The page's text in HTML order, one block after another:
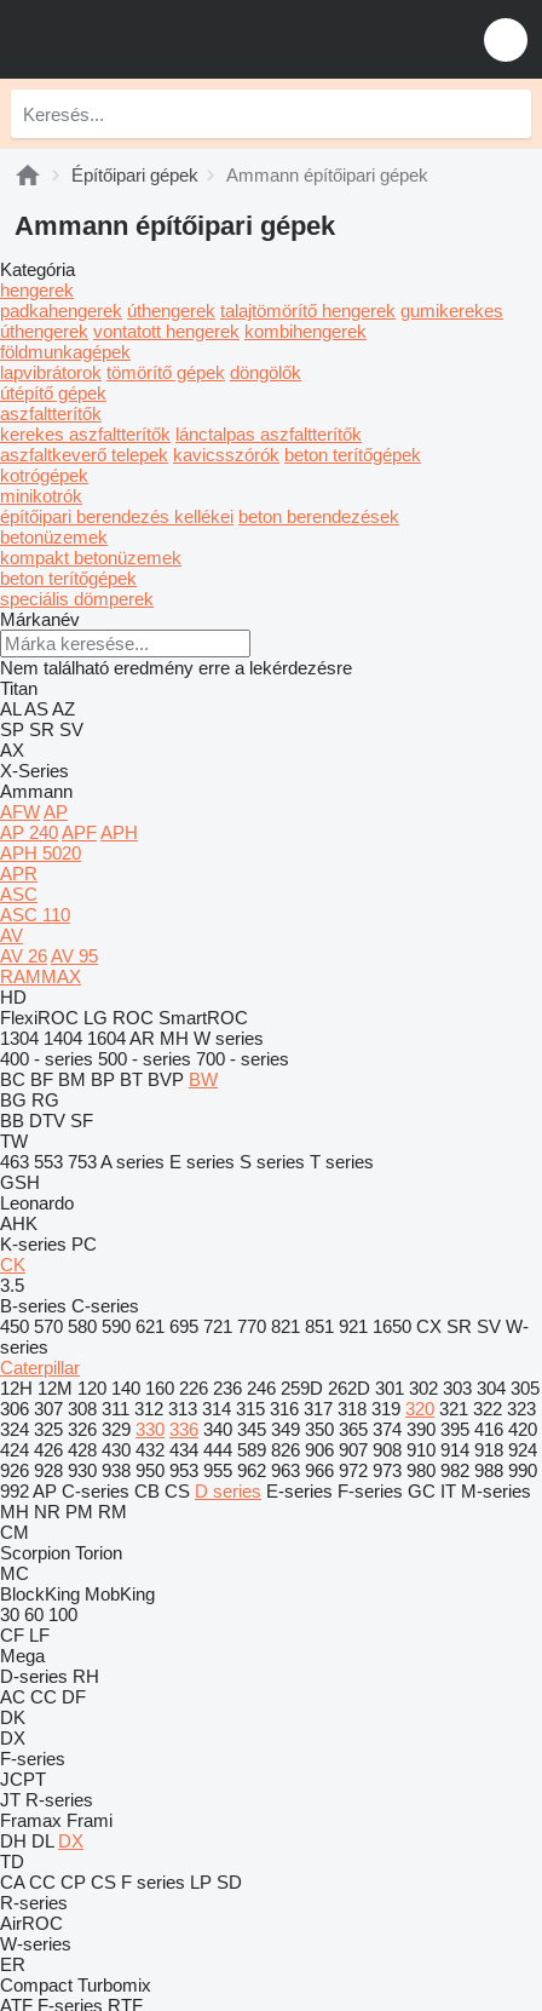
Építőipari gépek Ammann építőipari gépek
Ammann építőipari gépek
Kategória
hengerek
padkahengerek úthengerek talajtömörítő hengerek gumikerekes
úthengerek vontatott hengerek kombihengerek
földmunkagépek
lapvibrátorok tömörítő gépek döngölők
útépítő gépek
aszfaltterítők
kerekes aszfaltterítők lánctalpas aszfaltterítők
aszfaltkeverő telepek kavicsszórók beton terítőgépek
kotrógépek
minikotrók
építőipari berendezés kellékei beton berendezések
betonüzemek
kompakt betonüzemek
beton terítőgépek
speciális dömperek
Márkanév
Nem található eredmény erre a lekérdezésre
Titan
ALASAZ
SP SR SV
AX
X-Series
Ammann
AFWAP
AP 240APFAPH
APH 5020
APR
ASC
ASC 110
AV
AV 26AV 95
RAMMAX
HD
FlexiROC LG ROC SmartROC
1304 1404 1604AR MH W series
400 - series 500 - series 700 - series
BC BF BM BP BT BVP BW
BG RG
BB DTV SF
TW
463 553 753A series E series S series T series
GSH
Leonardo
AHK
K-series PC
CK
3.5
B-series C-series
450 570 580 590 621 695 721 770 821 851 921 1650 CX SR SV W-
series
Caterpillar
12H 12M 120 140 160 226 236 246 259D 262D 301 302 303 304 305
306 307 308 311 312 313 314 315 316 317 318 319 320 321 322 323
324 325 326 329 330 336 340 345 349 350 365 374 390 395 416 420
424 426 428 430 432 434 444 589 826 906 907 908 910 914 918 924
926 928 930 938 950 953 955 962 963 966 972 973 980 982 988 990
992AP C-series CB CS D series E-series F-series GC IT M-series
MH NR PM RM
CM
Scorpion Torion
MC
BlockKing MobKing
30 60 100
CF LF
Mega
D-series RH
AC CC DF
DK
DX
F-series
JCPT
JT R-series
Framax Frami
DH DL DX
TD
CA CC CP CS F series LP SD
R-series
AirROC
W-series
ER
Compact Turbomix
ATF F-series RTF